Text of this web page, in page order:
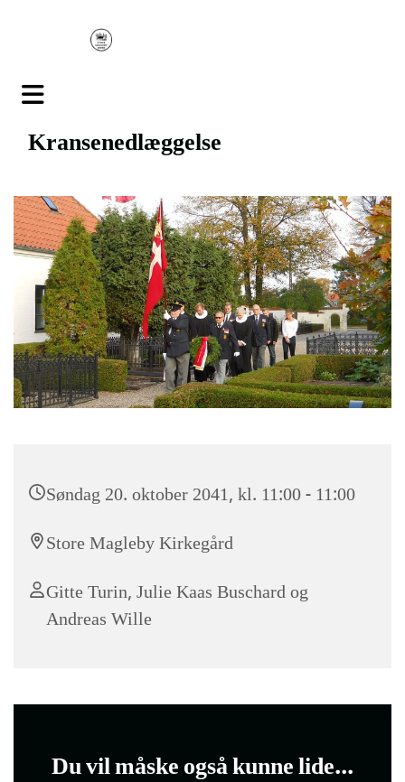
Kransenedlæggelse
Søndag 20. oktober 2041, kl. 11:00 - 11:00
Store Magleby Kirkegård
Gitte Turin, Julie Kaas Buschard og
Andreas Wille
Du vil måske også kunne lide...